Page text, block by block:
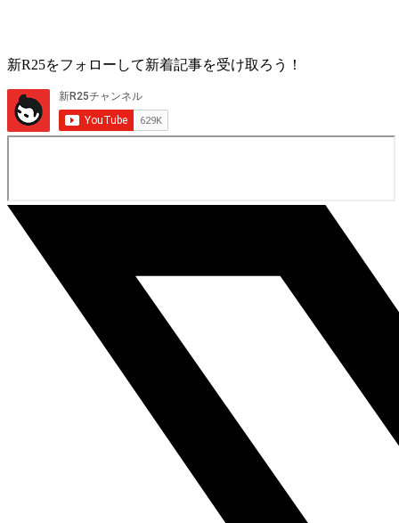
新R25をフォローして新着記事を受け取ろう！